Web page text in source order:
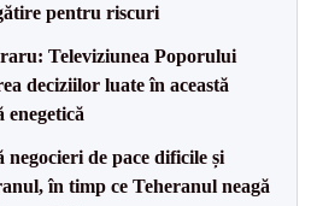
pentru riscuri
Televiziunea Poporului
deciziilor luate în această
enegetică
negocieri de pace dificile și
în timp ce Teheranul neagă